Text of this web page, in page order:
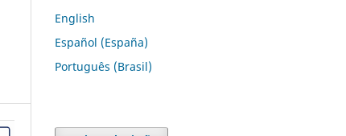
English
Español (España)
Português (Brasil)